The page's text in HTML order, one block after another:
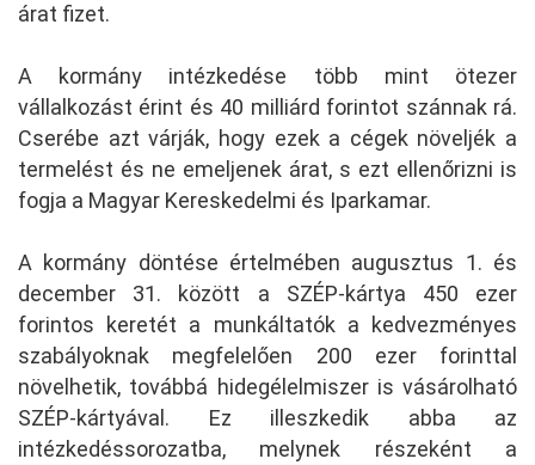
árat fizet.
A kormány intézkedése több mint ötezer
vállalkozást érint és 40 milliárd forintot szánnak rá.
Cserébe azt várják, hogy ezek a cégek növeljék a
termelést és ne emeljenek árat, s ezt ellenőrizni is
fogja a Magyar Kereskedelmi és Iparkamar.
A kormány döntése értelmében augusztus 1. és
december 31. között a SZÉP-kártya 450 ezer
forintos keretét a munkáltatók a kedvezményes
szabályoknak megfelelően 200 ezer forinttal
növelhetik, továbbá hidegélelmiszer is vásárolható
SZÉP-kártyával. Ez illeszkedik abba az
intézkedéssorozatba, melynek részeként a